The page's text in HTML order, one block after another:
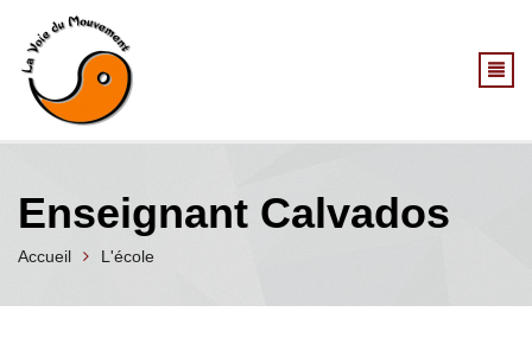
Enseignant Calvados
Accueil L'école